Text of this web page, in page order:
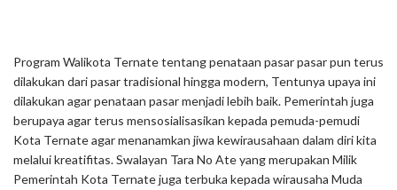
Program Walikota Ternate tentang penataan pasar pasar pun terus
dilakukan dari pasar tradisional hingga modern, Tentunya upaya ini
dilakukan agar penataan pasar menjadi lebih baik. Pemerintah juga
berupaya agar terus mensosialisasikan kepada pemuda-pemudi
Kota Ternate agar menanamkan jiwa kewirausahaan dalam diri kita
melalui kreatifitas. Swalayan Tara No Ate yang merupakan Milik
Pemerintah Kota Ternate juga terbuka kepada wirausaha Muda